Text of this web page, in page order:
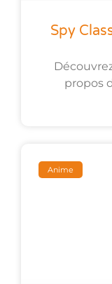
Spy
propos
Anime